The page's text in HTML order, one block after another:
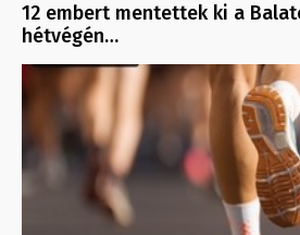
12 embert mentettek ki a
hétvégén…